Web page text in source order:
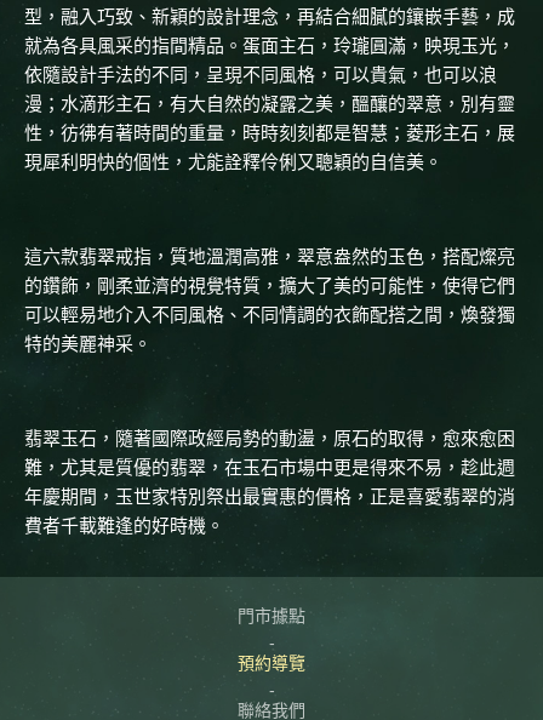
型，融入巧致、新穎的設計理念，再結合細膩的鑲嵌手藝，成
就為各具風采的指間精品。蛋面主石，玲瓏圓滿，映現玉光，
依隨設計手法的不同，呈現不同風格，可以貴氣，也可以浪
漫；水滴形主石，有大自然的凝露之美，醞釀的翠意，別有靈
性，彷彿有著時間的重量，時時刻刻都是智慧；菱形主石，展
現犀利明快的個性，尤能詮釋伶俐又聰穎的自信美。
這六款翡翠戒指，質地溫潤高雅，翠意盎然的玉色，搭配燦亮
的鑽飾，剛柔並濟的視覺特質，擴大了美的可能性，使得它們
可以輕易地介入不同風格、不同情調的衣飾配搭之間，煥發獨
特的美麗神采。
翡翠玉石，隨著國際政經局勢的動盪，原石的取得，愈來愈困
難，尤其是質優的翡翠，在玉石市場中更是得來不易，趁此週
年慶期間，玉世家特別祭出最實惠的價格，正是喜愛翡翠的消
費者千載難逢的好時機。
門市據點
預約導覽
聯絡我們